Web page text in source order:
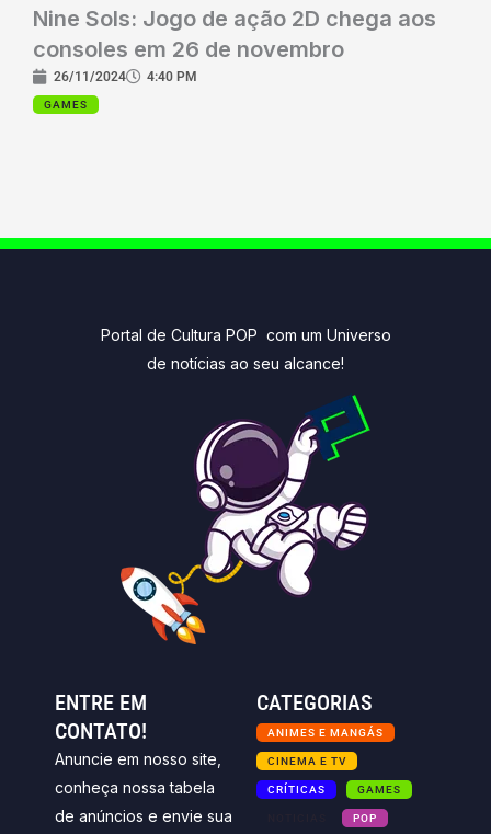
Nine Sols: Jogo de ação 2D chega aos
consoles em 26 de novembro
26/11/2024 4:40 PM
GAMES
Portal de Cultura POP com um Universo
de notícias ao seu alcance!
ENTRE EM
CONTATO!
Anuncie em nosso site,
conheça nossa tabela
de anúncios e envie sua
CATEGORIAS
ANIMES E MANGÁS
CINEMA E TV
CRÍTICAS GAMES
POP